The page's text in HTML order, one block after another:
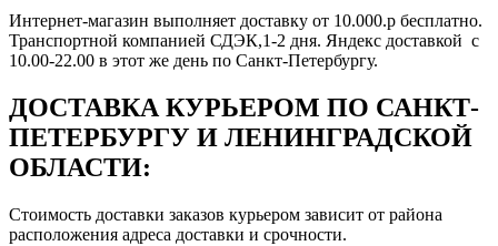
Интернет-магазин выполняет доставку от 10.000.р бесплатно.
Транспортной компанией СДЭК,1-2 дня. Яндекс доставкой с
10.00-22.00 в этот же день по Санкт-Петербургу.
ДОСТАВКА КУРЬЕРОМ ПО САНКТ-
ПЕТЕРБУРГУ И ЛЕНИНГРАДСКОЙ
ОБЛАСТИ:
Стоимость доставки заказов курьером зависит от района
расположения адреса доставки и срочности.